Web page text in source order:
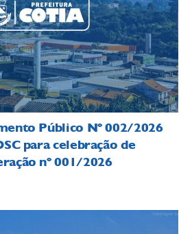
Público Nº 002/2026
para celebração de
nº 001/2026